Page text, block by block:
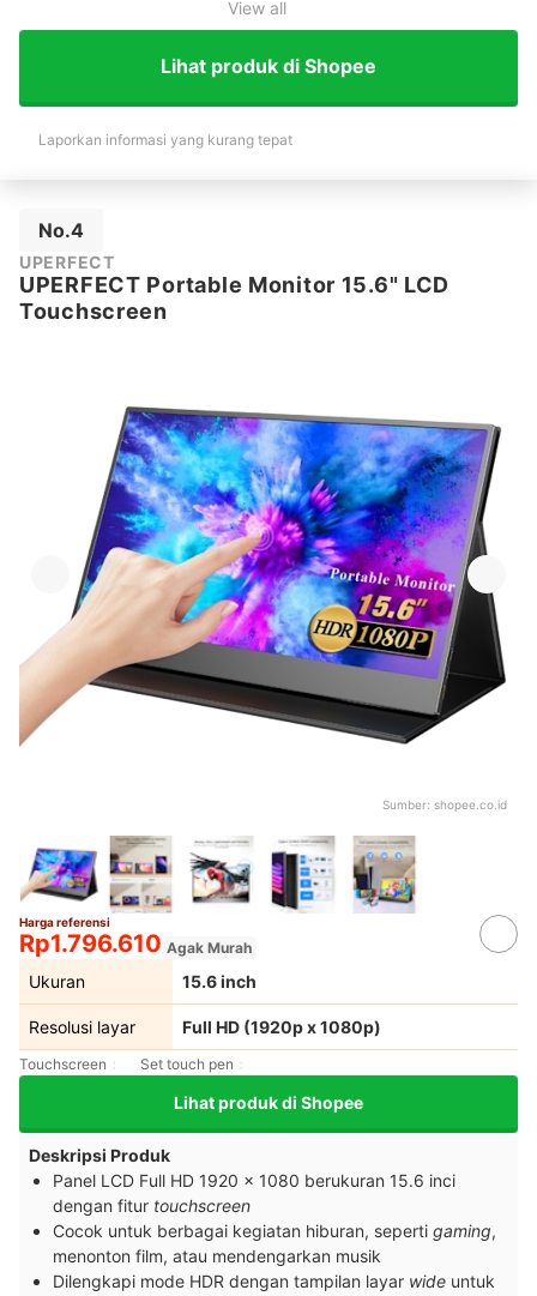
View all
Lihat produk di Shopee
Laporkan informasi yang kurang tepat
No.4
UPERFECT
UPERFECT Portable Monitor 15.6" LCD
Touchscreen
Sumber: shopee.co.id
Harga referensi
Rp1.796.610 Agak Murah
Ukuran 15.6 inch
Resolusi layar Full HD (1920p x 1080p)
Touchscreen Set touch pen
Lihat produk di Shopee
Deskripsi Produk
Panel LCD Full HD 1920 x 1080 berukuran 15.6 inci
dengan fitur touchscreen
Cocok untuk berbagai kegiatan hiburan, seperti gaming,
menonton film, atau mendengarkan musik
Dilengkapi mode HDR dengan tampilan layar wide untuk